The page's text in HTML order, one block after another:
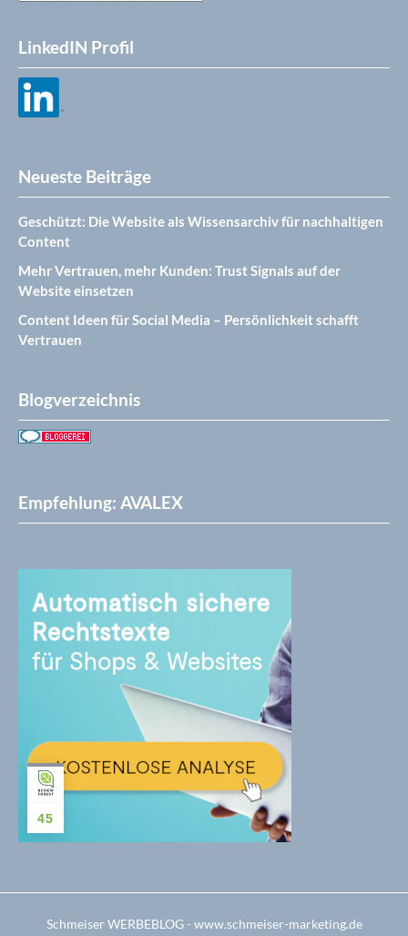
LinkedIN Profil
Neueste Beiträge
Geschützt: Die Website als Wissensarchiv für nachhaltigen
Content
Mehr Vertrauen, mehr Kunden: Trust Signals auf der
Website einsetzen
Content Ideen für Social Media – Persönlichkeit schafft
Vertrauen
Blogverzeichnis
Empfehlung: AVALEX
Schmeiser WERBEBLOG - www.schmeiser-marketing.de
45